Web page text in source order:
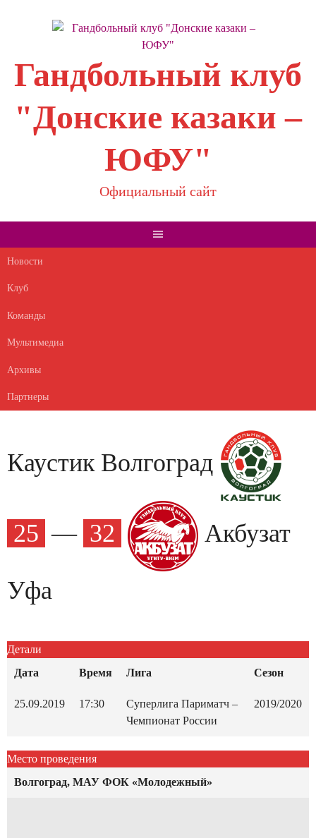
Гандбольный клуб
"Донские казаки –
ЮФУ"
Официальный сайт
Новости
Клуб
Команды
Мультимедиа
Архивы
Партнеры
Каустик Волгоград
25 — 32 Акбузат
Уфа
Детали
Дата
Время Лига Сезон
25.09.2019 17:30
Суперлига Париматч –
Чемпионат России
2019/2020
Место проведения
Волгоград, МАУ ФОК «Молодежный»